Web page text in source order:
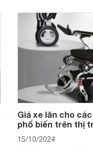
Giá xe lăn cho
phổ biến trên thị
15/10/2024